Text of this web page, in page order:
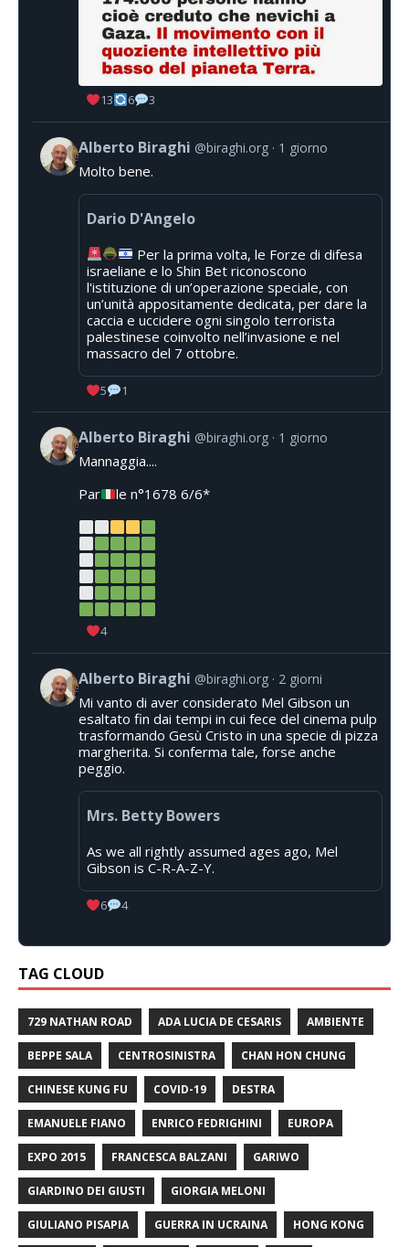
13 6 3
Alberto Biraghi @biraghi.org 1 giorno
Molto bene.
Dario D'Angelo
Per la prima volta, le Forze di difesa
israeliane e lo Shin Bet riconoscono
l'istituzione di un’operazione speciale, con
un’unità appositamente dedicata, per dare la
caccia e uccidere ogni singolo terrorista
palestinese coinvolto nell’invasione e nel
massacro del 7 ottobre.
5 1
Alberto Biraghi @biraghi.org 1 giorno
Mannaggia....
Par
le n°1678 6/6*
4
Alberto Biraghi @biraghi.org 2 giorni
Mi vanto di aver considerato Mel Gibson un
esaltato fin dai tempi in cui fece del cinema pulp
trasformando Gesù Cristo in una specie di pizza
margherita. Si conferma tale, forse anche
peggio.
Mrs. Betty Bowers
As we all rightly assumed ages ago, Mel
Gibson is C-R-A-Z-Y.
6 4
TAG CLOUD
729 NATHAN ROAD ADA LUCIA DE CESARIS AMBIENTE
BEPPE SALA CENTROSINISTRA CHAN HON CHUNG
CHINESE KUNG FU COVID-19 DESTRA
EMANUELE FIANO ENRICO FEDRIGHINI EUROPA
EXPO 2015 FRANCESCA BALZANI GARIWO
GIARDINO DEI GIUSTI GIORGIA MELONI
GIULIANO PISAPIA GUERRA IN UCRAINA HONG KONG